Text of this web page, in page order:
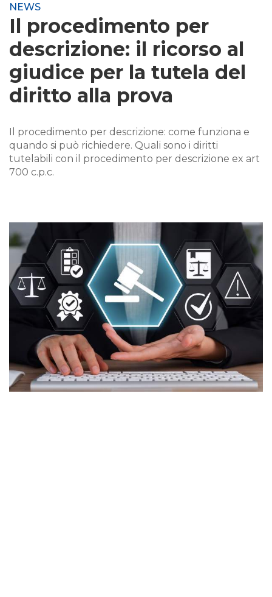
NEWS
Il procedimento per
descrizione: il ricorso al
giudice per la tutela del
diritto alla prova
Il procedimento per descrizione: come funziona e
quando si può richiedere. Quali sono i diritti
tutelabili con il procedimento per descrizione ex art
700 c.p.c.